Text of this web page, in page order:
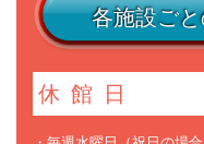
各施設ご
休館日